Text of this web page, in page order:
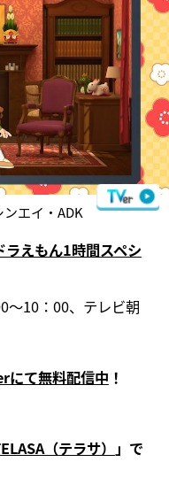
エイ・ADK
えもん1時間スペシ
～10：00、テレビ朝
にて無料配信中 ！
（テラサ） 」で